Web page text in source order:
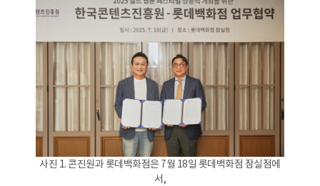
사진 1. 콘진원과 롯데백화점은 7월 18일 롯데백화점 잠실점에
서,